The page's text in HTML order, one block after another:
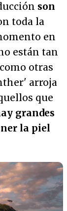
son
toda la
en
están tan
otras
arroja
que
grandes
la piel